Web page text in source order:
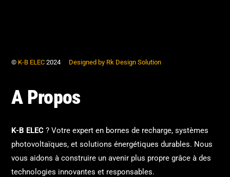
© K-B ELEC 2024 Designed by Rk Design Solution
A Propos
K-B ELEC? Votre expert en bornes de recharge, systèmes
photovoltaïques, et solutions énergétiques durables. Nous
vous aidons à construire un avenir plus propre grâce à des
technologies innovantes et responsables.